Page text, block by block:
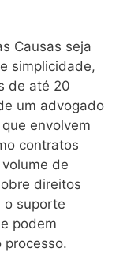
Causas seja
simplicidade,
de até 20
um advogado
envolvem
contratos
de
direitos
o suporte
podem
processo.